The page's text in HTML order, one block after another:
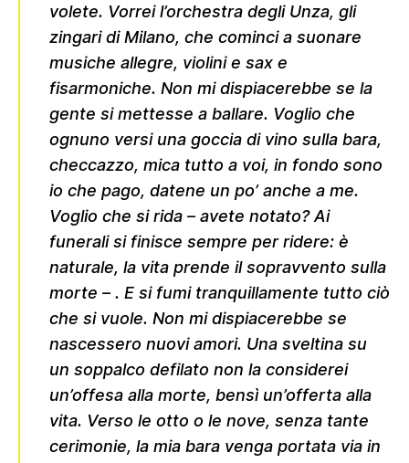
volete. Vorrei l’orchestra degli Unza, gli
zingari di Milano, che cominci a suonare
musiche allegre, violini e sax e
fisarmoniche. Non mi dispiacerebbe se la
gente si mettesse a ballare. Voglio che
ognuno versi una goccia di vino sulla bara,
checcazzo, mica tutto a voi, in fondo sono
io che pago, datene un po’ anche a me.
Voglio che si rida – avete notato? Ai
funerali si finisce sempre per ridere: è
naturale, la vita prende il sopravvento sulla
morte – . E si fumi tranquillamente tutto ciò
che si vuole. Non mi dispiacerebbe se
nascessero nuovi amori. Una sveltina su
un soppalco defilato non la considerei
un’offesa alla morte, bensì un’offerta alla
vita. Verso le otto o le nove, senza tante
cerimonie, la mia bara venga portata via in